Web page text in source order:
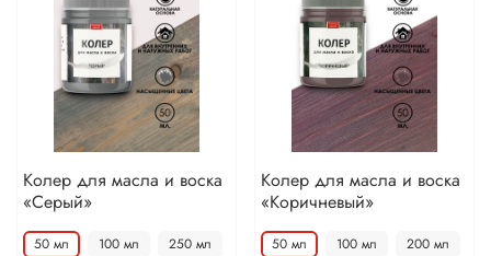
Колер для масла и воска
«Серый»
50 мл 100 мл
250 мл
Колер для масла и воска
«Коричневый»
50 мл 100 мл
200 мл